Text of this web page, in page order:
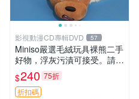
影視動漫CD專輯DVD 57
Miniso嚴選毛絨玩具裸熊二手
好物，浮灰污漬可接受。請詳
閱照片再下單，售出不退不
換。全新品相收藏推薦。 裸
熊 毛絨玩具 收藏
$240 75折
折扣碼